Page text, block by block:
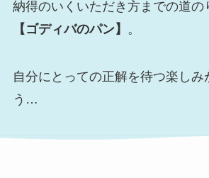
納得のいくいただき方までの道の
【ゴディバのパン】
。
自分にとっての正解を待つ楽しみ
う…